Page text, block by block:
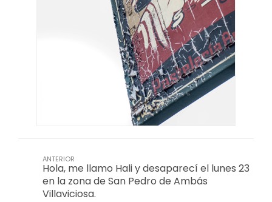
ANTERIOR
Hola, me llamo Hali y desaparecí el lunes 23
en la zona de San Pedro de Ambás
Villaviciosa.